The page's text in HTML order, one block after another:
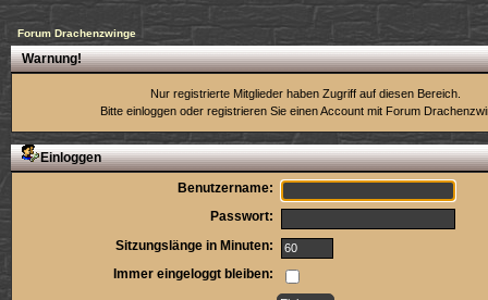
Forum Drachenzwinge
Warnung!
Nur registrierte Mitglieder haben Zugriff auf diesen Bereich.
Bitte einloggen oder registrieren Sie einen Account mit Forum
Einloggen
Benutzername:
Passwort:
Sitzungslänge in Minuten:
Immer eingeloggt bleiben: